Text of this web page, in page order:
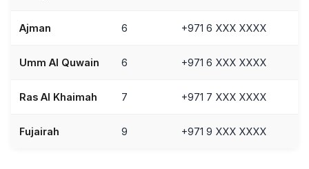
Ajman 6 +971 6 XXX XXXX
Umm Al Quwain 6 +971 6 XXX XXXX
Ras Al Khaimah 7 +971 7 XXX XXXX
Fujairah 9 +971 9 XXX XXXX